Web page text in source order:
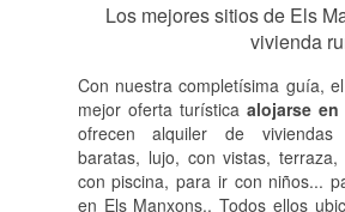
Los mejores sitios de Els
vivienda
Con nuestra completísima guía,
mejor oferta turística alojarse
ofrecen alquiler de viviendas
baratas, lujo, con vistas,
con piscina, para ir con niños...
en Els Manxons.. Todos ellos